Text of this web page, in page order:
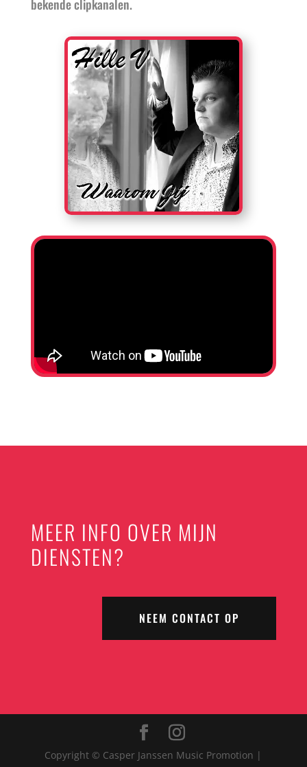
bekende clipkanalen.
MEER INFO OVER MIJN
DIENSTEN?
NEEM CONTACT OP
Copyright © Casper Janssen Music Promotion |